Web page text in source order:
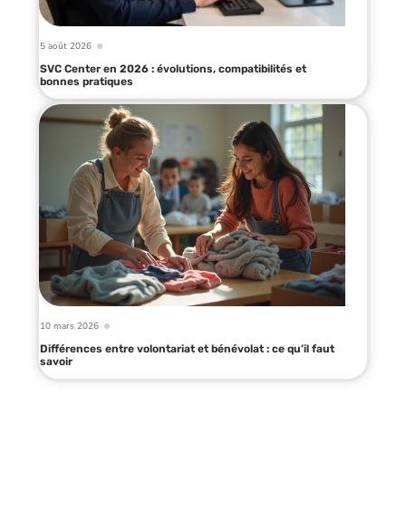
5 août 2026
SVC Center en 2026 : évolutions, compatibilités et
bonnes pratiques
10 mars 2026
Différences entre volontariat et bénévolat : ce qu’il faut
savoir